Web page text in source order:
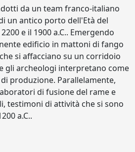
da un team franco-italiano
un antico porto dell'Età del
e il 1900 a.C.. Emergendo
edificio in mattoni di fango
si affacciano su un corridoio
gli archeologi interpretano come
produzione. Parallelamente,
di fusione del rame e
testimoni di attività che si sono
a.C..